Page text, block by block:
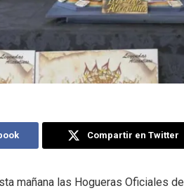
Compartir en Twitter
mañana las Hogueras Oficiales